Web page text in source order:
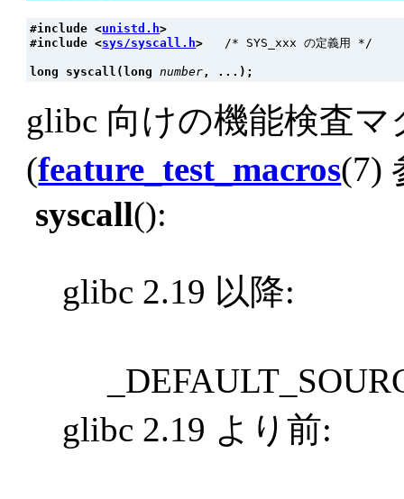
#include <unistd.h>
#include <sys/syscall.h> /* SYS_xxx の定義用 */
long syscall(long number , ...);
glibc 向けの機能検査
(feature_test_macros(7)
syscall():
glibc 2.19 以降:
glibc 2.19 より前: